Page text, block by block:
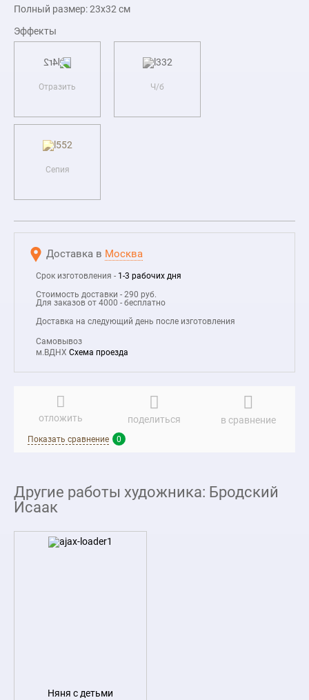
Полный размер:23x32см
Эффекты
Отразить Ч/б
Сепия
Доставка в Москва
Срок изготовления - 1-3 рабочих дня
Стоимость доставки - 290 руб.
Для заказов от 4000 - бесплатно
Доставка на следующий день после изготовления
Самовывоз
м.ВДНХ Схема проезда
отложить поделиться в сравнение
Показать сравнение 0
Другие работы художника: Бродский
Исаак
Няня с детьми